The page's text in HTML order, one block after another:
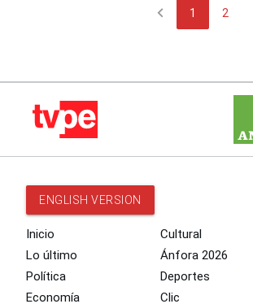
chevron_left 1 2
ENGLISH VERSION
Inicio
Lo último
Política
Economía
Cultural
Ánfora 2026
Deportes
Clic